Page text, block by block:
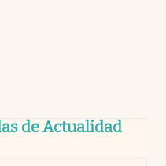
de Actualidad